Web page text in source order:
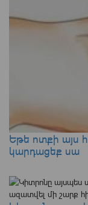
Եթե ոտքի այս
կարդացեք սա